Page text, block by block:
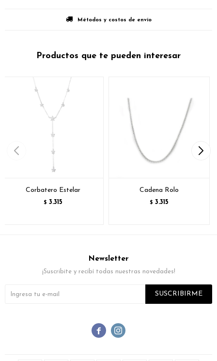
Métodos y costos de envío
Productos que te pueden interesar
Corbatero Estelar
$ 3.315
Cadena Rolo
$ 3.315
 
Newsletter
¡Suscribite y recibí todas nuestras novedades!
SUSCRIBIRME